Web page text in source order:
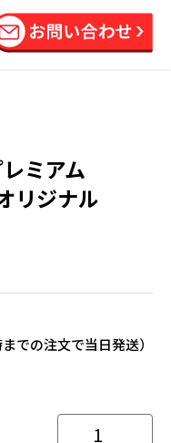
ミアム
リジナル
での注文で当日発送）